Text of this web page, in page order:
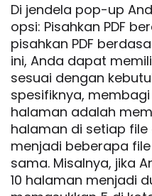
Di jendela pop-up
opsi: Pisahkan PDF
pisahkan PDF
ini, Anda dapat
sesuai dengan
spesifiknya, membagi
halaman adalah
halaman di setiap file
menjadi beberapa
sama. Misalnya, jika
10 halaman menjadi